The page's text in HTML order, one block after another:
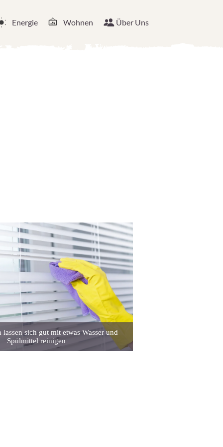
Energie Wohnen Über Uns
lassen sich gut mit etwas Wasser und
Spülmittel reinigen